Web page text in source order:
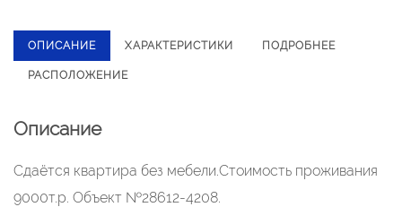
ОПИСАНИЕ ХАРАКТЕРИСТИКИ ПОДРОБНЕЕ
РАСПОЛОЖЕНИЕ
Описание
Сдаётся квартира без мебели.Стоимость проживания
9000т.р. Объект №28612-4208.